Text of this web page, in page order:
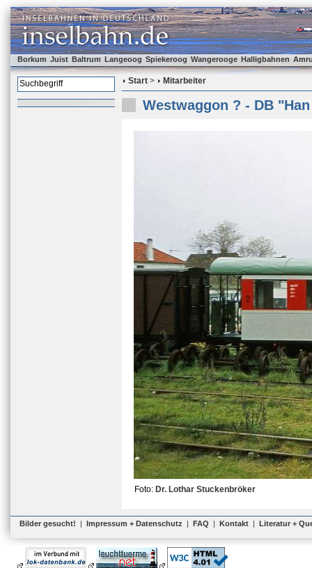
Borkum Juist Baltrum Langeoog Spiekeroog Wangerooge Halligbahnen
Start > Mitarbeiter
Westwaggon ? - DB
Foto: Dr. Lothar Stuckenbröker
Bilder gesucht! | Impressum + Datenschutz | FAQ | Kontakt | Literatur +